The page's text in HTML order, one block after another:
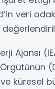
veri
Ajansı
küresel